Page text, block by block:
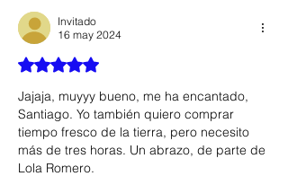
Invitado
16 may 2024
Obtuvo 5 de 5 estrellas.
Jajaja, muyyy bueno, me ha encantado,
Santiago. Yo también quiero comprar
tiempo fresco de la tierra, pero necesito
más de tres horas. Un abrazo, de parte de
Lola Romero.